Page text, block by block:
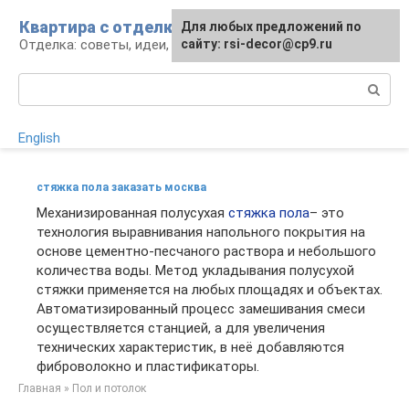
контенту
Квартира с отделкой
Отделка: советы, идеи, материалы
English
стяжка пола заказать москва
Механизированная полусухая стяжка пола– это
технология выравнивания напольного покрытия на
основе цементно-песчаного раствора и небольшого
количества воды. Метод укладывания полусухой
стяжки применяется на любых площадях и объектах.
Автоматизированный процесс замешивания смеси
осуществляется станцией, а для увеличения
технических характеристик, в неё добавляются
фиброволокно и пластификаторы.
Главная » Пол и потолок
Для любых предложений по
сайту: rsi-decor@cp9.ru
Для любых предложений по
сайту: rsi-decor@cp9.ru